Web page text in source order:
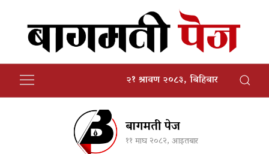
२१ श्रावण २०८३, बिहिबार
बागमती पेज
११ माघ २०८२, आइतबार